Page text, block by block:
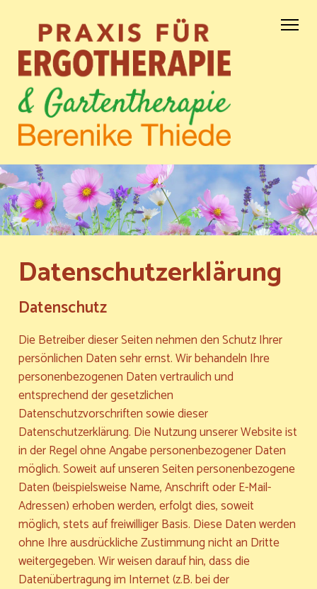
content
(Press
Enter)
Ergotherapiepraxis Berenike
Thiede
Datenschutzerklärung
Datenschutz
Die Betreiber dieser Seiten nehmen den Schutz Ihrer
persönlichen Daten sehr ernst. Wir behandeln Ihre
personenbezogenen Daten vertraulich und
entsprechend der gesetzlichen
Datenschutzvorschriften sowie dieser
Datenschutzerklärung. Die Nutzung unserer Website ist
in der Regel ohne Angabe personenbezogener Daten
möglich. Soweit auf unseren Seiten personenbezogene
Daten (beispielsweise Name, Anschrift oder E-Mail-
Adressen) erhoben werden, erfolgt dies, soweit
möglich, stets auf freiwilliger Basis. Diese Daten werden
ohne Ihre ausdrückliche Zustimmung nicht an Dritte
weitergegeben. Wir weisen darauf hin, dass die
Datenübertragung im Internet (z.B. bei der